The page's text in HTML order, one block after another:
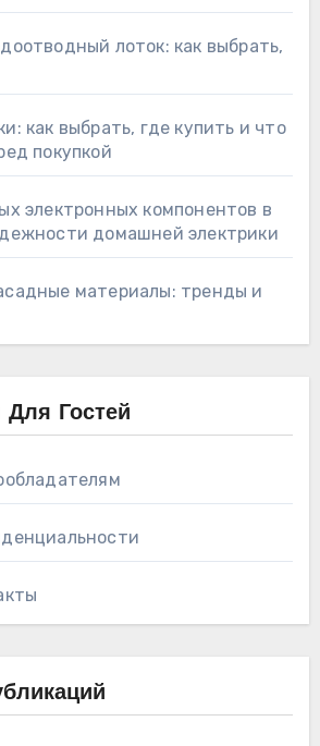
лоток: как выбрать,
как выбрать, где купить и что
покупкой
электронных компонентов в
домашней электрики
материалы: тренды и
Гостей